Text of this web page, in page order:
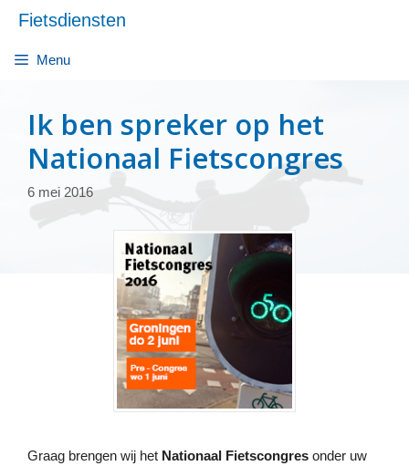
naar
inhoud
Fietsdiensten
Menu
Ik ben spreker op het
Nationaal Fietscongres
6 mei 2016
Graag brengen wij het Nationaal Fietscongres onder uw